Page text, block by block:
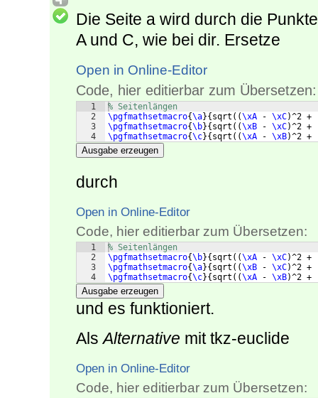
Die Seite a wird durch die
A und C, wie bei dir. Ersetze
Open in Online-Editor
Code, hier editierbar zum Übersetzen:
1
2
3
4
% Seitenlängen
\pgfmathsetmacro{\a}{ sqrt ((\xA - \xC)^2 +
\pgfmathsetmacro{\b}{ sqrt ((\xB - \xC)^2 +
\pgfmathsetmacro{\c}{ sqrt ((\xA - \xB)^2 +
Ausgabe erzeugen
durch
Open in Online-Editor
Code, hier editierbar zum Übersetzen:
1
2
3
4
% Seitenlängen
\pgfmathsetmacro{\b}{ sqrt ((\xA - \xC)^2 +
\pgfmathsetmacro{\a}{ sqrt ((\xB - \xC)^2 +
\pgfmathsetmacro{\c}{ sqrt ((\xA - \xB)^2 +
Ausgabe erzeugen
und es funktioniert.
AlsAlternative mit tkz-euclide
Open in Online-Editor
Code, hier editierbar zum Übersetzen: